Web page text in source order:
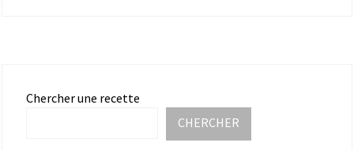
Chercher une recette
CHERCHER